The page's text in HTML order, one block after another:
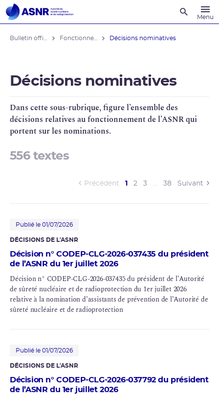
Menu
Décisions nominatives
Décisions nominatives
Dans cette sous-rubrique, figure l’ensemble des
décisions relatives au fonctionnement de l’ASNRqui
portent sur les nominations.
556 textes
Précédent 1 (current)
2 3 … 38 Suivant
Publié le 01/07/2026
DÉCISIONS DE L'ASNR
Décision n° CODEP-CLG-2026-037435 du président
de l’ASNR du 1er juillet 2026
Décision n° CODEP-CLG-2026-037435 du président de l’Autorité
desûreté nucléaire et de radioprotectiondu 1er juillet 2026
relative à la nomination d’assistants de prévention de l’Autorité de
sûreté nucléaire et de radioprotection
Publié le 01/07/2026
DÉCISIONS DE L'ASNR
Décision n° CODEP-CLG-2026-037792 du président
de l’ASNR du 1er juillet 2026